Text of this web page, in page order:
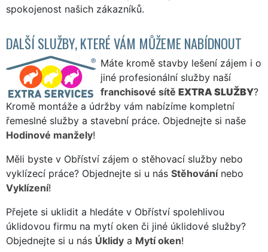
spokojenost našich zákazníků.
DALŠÍ SLUŽBY, KTERÉ VÁM MŮŽEME NABÍDNOUT
Máte kromě stavby lešení zájem i o
jiné profesionální služby naší
franchisové sítě EXTRA SLUŽBY?
Kromě montáže a údržby vám nabízíme kompletní
řemeslné služby a stavební práce. Objednejte si naše
Hodinové manžely!
Měli byste v Obříství zájem o stěhovací služby nebo
vyklízecí práce? Objednejte si u nás Stěhovánínebo
Vyklízení!
Přejete si uklidit a hledáte v Obříství spolehlivou
úklidovou firmu na mytí oken či jiné úklidové služby?
Objednejte si u nás Úklidy a Mytí oken!